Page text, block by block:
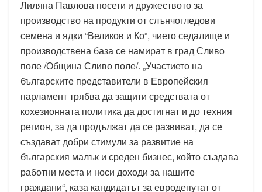
Лиляна Павлова посети и дружеството за
производство на продукти от слънчогледови
семена и ядки “Великов и Ко“, чието седалище и
производствена база се намират в град Сливо
поле /Община Сливо поле/. „Участието на
българските представители в Европейския
парламент трябва да защити средствата от
кохезионната политика да достигнат и до техния
регион, за да продължат да се развиват, да се
създават добри стимули за развитие на
българския малък и среден бизнес, който създава
работни места и носи доходи за нашите
граждани“, каза кандидатът за евродепутат от